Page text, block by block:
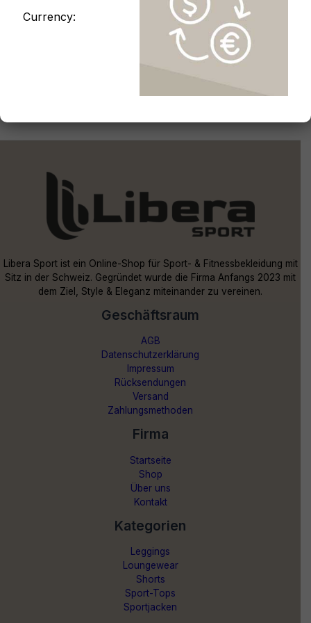
Libera Sport ist ein Online-Shop für Sport- & Fitnessbekleidung mit
Sitz in der Schweiz. Gegründet wurde die Firma Anfangs 2023 mit
dem Ziel, Style & Eleganz miteinander zu vereinen.
Geschäftsraum
AGB
Datenschutzerklärung
Impressum
Rücksendungen
Versand
Zahlungsmethoden
Firma
Startseite
Shop
Über uns
Kontakt
Kategorien
Leggings
Loungewear
Shorts
Sport-Tops
Sportjacken
Currency: